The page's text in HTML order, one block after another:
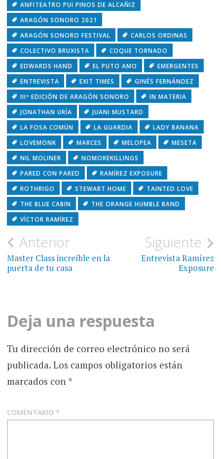
ANFITEATRO PUI PINOS DE ALCAÑIZ
ARAGÓN SONORO 2021
ARAGÓN SONORO FESTIVAL
CARLOS ORDINAS
COLECTIVO BRUXISTA
COQUE TORNADO
EDWARDS HAND
EL PUTO AMO
EMERGENTES
ENTREVISTA
EXIT TIMES
GINÉS FERNÁNDEZ
IIIª EDICIÓN DE ARAGÓN SONORO
IN MATERIA
JONATHAN URÍA
JUANI MUSTARD
LA FOSA COMÚN
LA GUARDIA
LADY BANANA
LOVEMONK
MARCES MELOPEA
MESETA
NIL MOLINER
NOMOREKILLINGS
PARED CON PARED
RAMÍREZ EXPOSURE
ROTHRIGO
STEWART HOME
TAINTED LOVE
THE BLUE CABIN
THE ORANGE HUMBLE BAND
VÍCTOR RAMÍREZ
Navegación
de
Anterior
Master Class increíble en la
puerta de tu casa
Siguiente
Entrevista Ramírez
Exposure
Deja una respuesta
Tu dirección de correo electrónico no será
publicada. Los campos obligatorios están
marcados con *
COMENTARIO *